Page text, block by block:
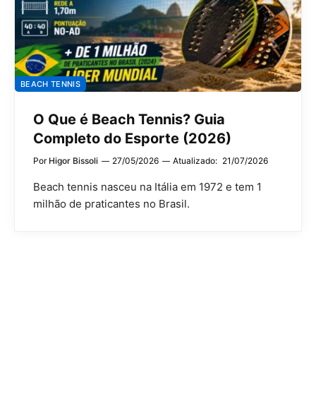
BEACH TENNIS
O Que é Beach Tennis? Guia
Completo do Esporte (2026)
Por Higor Bissoli 27/05/2026 Atualizado: 21/07/2026
Beach tennis nasceu na Itália em 1972 e tem 1
milhão de praticantes no Brasil.